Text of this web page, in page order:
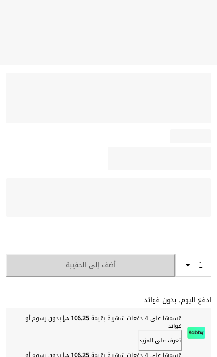
أضف إلى الحقيبة
ادفع اليوم. بدون فوائد
قسمها على 4 دفعات شهرية بقيمة 106.25 د.إ بدون رسوم أو
فوائد
تعرف على المزيد